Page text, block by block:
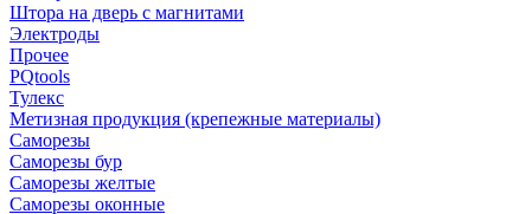
Штора на дверь с магнитами
Электроды
Прочее
PQtools
Тулекс
Метизная продукция (крепежные материалы)
Саморезы
Саморезы бур
Саморезы желтые
Саморезы оконные